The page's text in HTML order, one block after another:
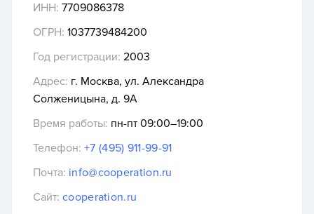
ИНН: 7709086378
ОГРН: 1037739484200
Год регистрации: 2003
Адрес: г. Москва, ул. Александра
Солженицына, д. 9А
Время работы: пн-пт 09:00–19:00
Телефон: +7 (495) 911-99-91
Почта: info@cooperation.ru
Сайт: cooperation.ru